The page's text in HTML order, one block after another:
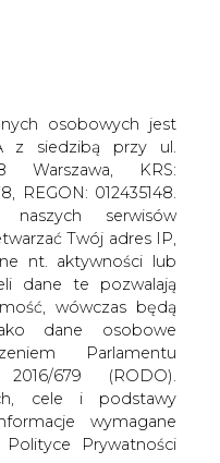
A A
SIĘ
osobowych jest
z siedzibą przy ul.
Warszawa, KRS:
REGON: 012435148.
serwisów
Twój adres IP,
nt. aktywności lub
dane te pozwalają
wówczas będą
dane osobowe
Parlamentu
679 (RODO).
cele i podstawy
wymagane
Prywatności